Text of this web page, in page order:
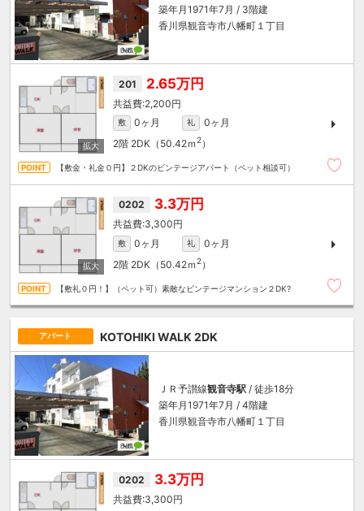
築年月1971年7月 / 3階建
香川県観音寺市八幡町１丁目
201 2.65万円
2,200円
敷 0ヶ月 礼
0ヶ月
2階 2DK（50.42ｍ 2）
【敷金・礼金０円】２DKのビンテージアパート（ペット相談可）
0202 3.3万円
3,300円
敷 0ヶ月 礼
0ヶ月
2階 2DK（50.42ｍ 2）
【敷礼０円！】（ペット可）素敵なビンテージマンション２DK?
アパート KOTOHIKI WALK 2DK
ＪＲ予讃線観音寺駅 / 徒歩18分
築年月1971年7月 / 4階建
香川県観音寺市八幡町１丁目
0202 3.3万円
3,300円